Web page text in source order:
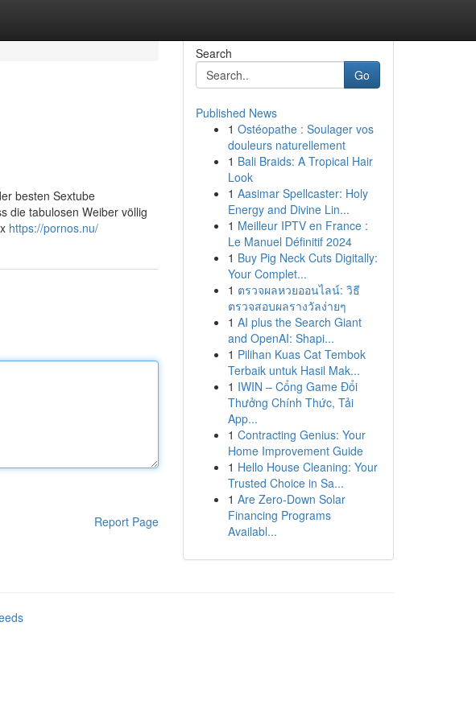
besten Sextube
die tabulosen Weiber völlig
https://pornos.nu/
Report Page
Search
Go
Published News
1 Ostéopathe : Soulager vos
douleurs naturellement
1 Bali Braids: A Tropical Hair
Look
1 Aasimar Spellcaster: Holy
Energy and Divine Lin...
1 Meilleur IPTV en France :
Le Manuel Définitif 2024
1 Buy Pig Neck Cuts Digitally:
Your Complet...
1 ตรวจผลหวยออนไลน์: วิธี
ตรวจสอบผลรางวัลง่ายๆ
1 AI plus the Search Giant
and OpenAI: Shapi...
1 Pilihan Kuas Cat Tembok
Terbaik untuk Hasil Mak...
1 IWIN – Cổng Game Đổi
Thưởng Chính Thức, Tải
App...
1 Contracting Genius: Your
Home Improvement Guide
1 Hello House Cleaning: Your
Trusted Choice in Sa...
1 Are Zero-Down Solar
Financing Programs
Availabl...